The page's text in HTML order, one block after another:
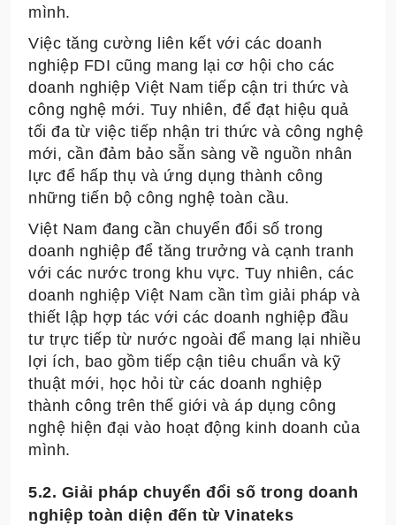
mình.
Việc tăng cường liên kết với các doanh
nghiệp FDI cũng mang lại cơ hội cho các
doanh nghiệp Việt Nam tiếp cận tri thức và
công nghệ mới. Tuy nhiên, để đạt hiệu quả
tối đa từ việc tiếp nhận tri thức và công nghệ
mới, cần đảm bảo sẵn sàng về nguồn nhân
lực để hấp thụ và ứng dụng thành công
những tiến bộ công nghệ toàn cầu.
Việt Nam đang cần chuyển đổi số trong
doanh nghiệp để tăng trưởng và cạnh tranh
với các nước trong khu vực. Tuy nhiên, các
doanh nghiệp Việt Nam cần tìm giải pháp và
thiết lập hợp tác với các doanh nghiệp đầu
tư trực tiếp từ nước ngoài để mang lại nhiều
lợi ích, bao gồm tiếp cận tiêu chuẩn và kỹ
thuật mới, học hỏi từ các doanh nghiệp
thành công trên thế giới và áp dụng công
nghệ hiện đại vào hoạt động kinh doanh của
mình.
5.2. Giải pháp chuyển đổi số trong doanh
nghiệp toàn diện đến từ Vinateks